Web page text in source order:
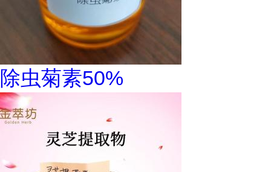
除虫菊素50%